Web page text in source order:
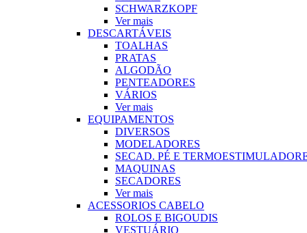
SCHWARZKOPF
Ver mais
DESCARTÁVEIS
TOALHAS
PRATAS
ALGODÃO
PENTEADORES
VÁRIOS
Ver mais
EQUIPAMENTOS
DIVERSOS
MODELADORES
SECAD. PÉ E
MAQUINAS
SECADORES
Ver mais
ACESSORIOS CABELO
ROLOS E BIGOUDIS
VESTUÁRIO